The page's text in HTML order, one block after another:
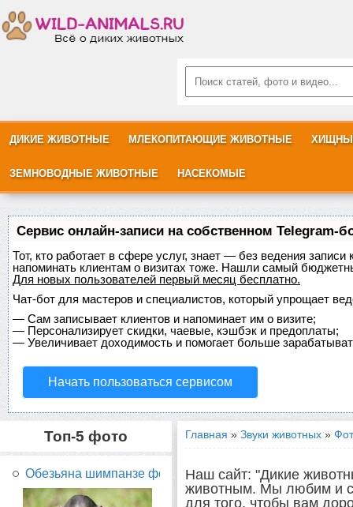
ДИКИЕ ЖИВОТНЫЕ МЛЕКОПИТАЮЩИЕ ЖИВОТНЫЕ
ЗЕМНОВОДНЫЕ ЖИВОТНЫЕ НАСЕКОМЫЕ
Сервис онлайн-записи на собственном Telegram-
Тот, кто работает в сфере услуг, знает — без ведения
напоминать клиентам о визитах тоже. Нашли самый
Для новых пользователей первый месяц бесплатно.
Чат-бот для мастеров и специалистов, который упрощает
— Сам записывает клиентов и напоминает им о визите;
— Персонализирует скидки, чаевые, кэшбэк и предоплаты;
— Увеличивает доходимость и помогает больше
Начать пользоваться сервисом
Топ-5 фото
Обезьяна шимпанзе фото...
Главная »Звуки животных »
Наш сайт: "Дикие
животным. Мы любим и
для того, чтобы вам